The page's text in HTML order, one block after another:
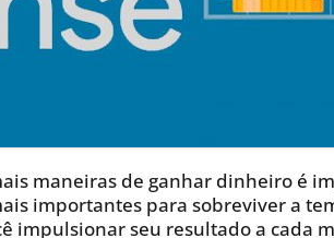
maneiras de ganhar dinheiro é
importantes para sobreviver a
impulsionar seu resultado a cada